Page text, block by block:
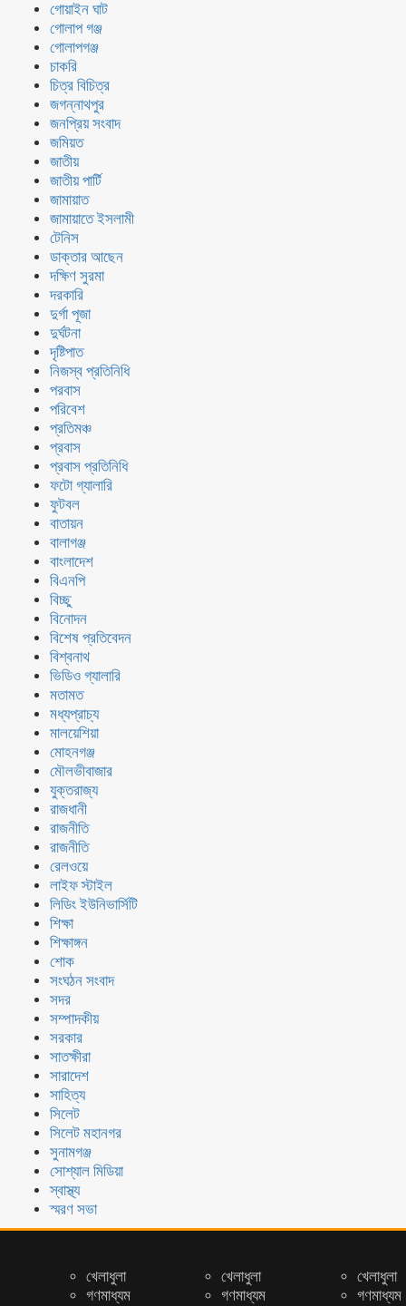
গোয়াইন ঘাট
গোলাপ গঞ্জ
গোলাপগঞ্জ
চাকরি
চিত্র বিচিত্র
জগন্নাথপুর
জনপ্রিয় সংবাদ
জমিয়ত
জাতীয়
জাতীয় পার্টি
জামায়াত
জামায়াতে ইসলামী
টেনিস
ডাক্তার আছেন
দক্ষিণ সুরমা
দরকারি
দুর্গা পূজা
দুর্ঘটনা
দৃষ্টিপাত
নিজস্ব প্রতিনিধি
পরবাস
পরিবেশ
প্রতিমঞ্চ
প্রবাস
প্রবাস প্রতিনিধি
ফটো গ্যালারি
ফুটবল
বাতায়ন
বালাগঞ্জ
বাংলাদেশ
বিএনপি
বিচ্ছু
বিনোদন
বিশেষ প্রতিবেদন
বিশ্বনাথ
ভিডিও গ্যালারি
মতামত
মধ্যপ্রাচ্য
মালয়েশিয়া
মোহনগঞ্জ
মৌলভীবাজার
যুক্তরাজ্য
রাজধানী
রাজনীতি
রাজনীতি
রেলওয়ে
লাইফ স্টাইল
লিডিং ইউনিভার্সিটি
শিক্ষা
শিক্ষাঙ্গন
শোক
সংঘঠন সংবাদ
সদর
সম্পাদকীয়
সরকার
সাতক্ষীরা
সারাদেশ
সাহিত্য
সিলেট
সিলেট মহানগর
সুনামগঞ্জ
সোশ্যাল মিডিয়া
স্বাস্থ্য
স্মরণ সভা
খেলাধুলা
গণমাধ্যম
খেলাধুলা
গণমাধ্যম
খেলাধুলা
গণমাধ্যম